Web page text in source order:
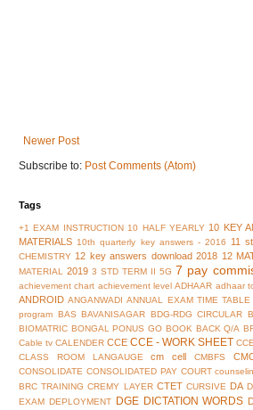
Newer Post
Subscribe to: Post Comments (Atom)
Tags
+1 EXAM INSTRUCTION 10 HALF YEARLY 10 KEY
MATERIALS 10th quarterly key answers - 2016 11
CHEMISTRY 12 key answers download 2018 12
MATERIAL
2019 3 STD TERM II 5G 7 pay
achievement chart achievement level ADHAAR adhaar
ANDROID ANGANWADI ANNUAL EXAM TIME TABLE
program BAS BAVANISAGAR BDG-RDG CIRCULAR
BIOMATRIC BONGAL PONUS GO BOOK BACK Q/A
Cable tv CALENDER CCE CCE - WORK SHEET
CLASS ROOM LANGAUGE cm cell CMBFS
CONSOLIDATE CONSOLIDATED PAY COURT
BRC TRAINING CREMY LAYER CTET CURSIVE DA
EXAM DEPLOYMENT DGE DICTATION WORDS